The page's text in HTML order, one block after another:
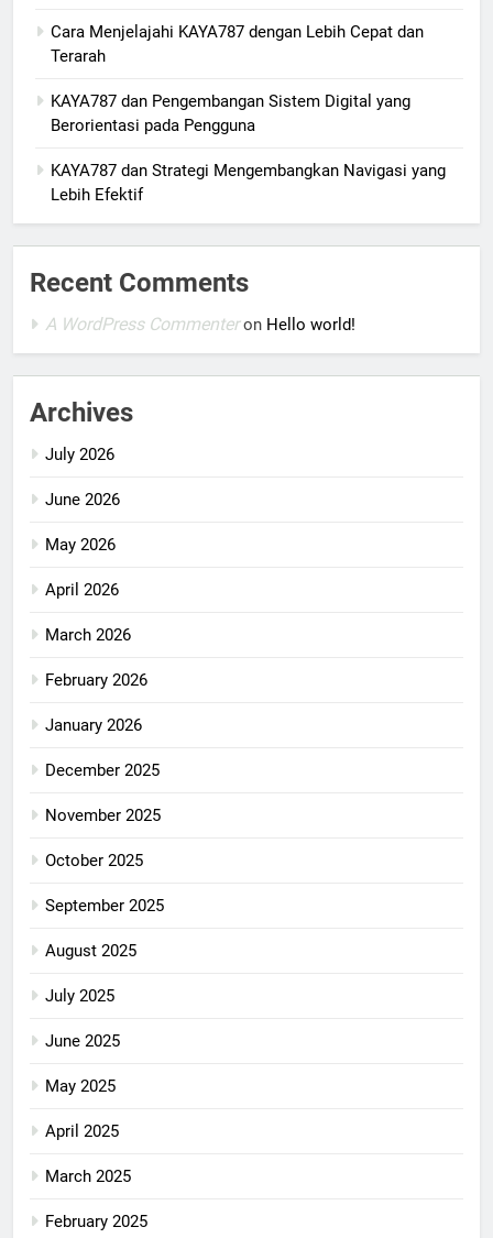
Cara Menjelajahi KAYA787 dengan Lebih Cepat dan
Terarah
KAYA787 dan Pengembangan Sistem Digital yang
Berorientasi pada Pengguna
KAYA787 dan Strategi Mengembangkan Navigasi yang
Lebih Efektif
Recent Comments
A WordPress Commenteron Hello world!
Archives
July 2026
June 2026
May 2026
April 2026
March 2026
February 2026
January 2026
December 2025
November 2025
October 2025
September 2025
August 2025
July 2025
June 2025
May 2025
April 2025
March 2025
February 2025